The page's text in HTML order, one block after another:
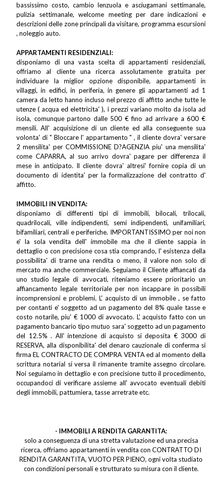
bassissimo costo, cambio lenzuola e asciugamani settimanale,
pulizia settimanale, welcome meeting per dare indicazioni e
descrizioni delle zone principali da visitare, programma escursioni
, noleggio auto.
APPARTAMENTI RESIDENZIALI:
disponiamo di una vasta scelta di appartamenti residenziali,
offriamo al cliente una ricerca assolutamente gratuita per
individuare la miglior opzione disponibile, appartamenti in
villaggi, in edifici, in periferia, in genere gli appartamenti ad 1
camera da letto hanno incluso nel prezzo di affitto anche tutte le
utenze ( acqua ed elettricita' ), i prezzi variano molto da isola ad
isola, comunque partono dalle 500 € fino ad arrivare a 600 €
mensili. All' acquisizione di un cliente ed alla conseguente sua
volonta' di " Bloccare l' appartamento " , il cliente dovra' versare
2 mensilita' per COMMISSIONE D?AGENZIA piu' una mensilita'
come CAPARRA, al suo arrivo dovra' pagare per differenza il
mese in anticipato. Il cliente dovra' altresi' fornire copia di un
documento di identita' per la formalizzazione del contratto d'
affitto.
IMMOBILI IN VENDITA:
disponiamo di differenti tipi di immobili, bilocali, trilocali,
quadrilocali, ville indipendenti, semi indipendenti, unifamiliari,
bifamiliari, centrali e periferiche. IMPORTANTISSIMO per noi non
e' la sola vendita dell' immobile ma che il cliente sappia in
dettaglio o con precisione cosa stia comprando, l' esistenza della
possibilita' di trarne una rendita o meno, il valore non solo di
mercato ma anche commerciale. Seguiamo il Cliente affiancati da
uno studio legale di avvocati, riteniamo essere prioritario un
affiancamento legale territoriale per non incappare in possibili
incomprensioni e problemi. L' acquisto di un immobile , se fatto
per contanti e' soggetto ad un pagamento del 8% quale tasse e
costo notarile, piu' € 1000 di avvocato. L' acquisto fatto con un
pagamento bancario tipo mutuo sara' soggetto ad un pagamento
del 12.5% . All' intenzione di acquisto si deposita € 3000 di
RESERVA, alla disponibilita' del denaro cauzionale di conferma si
firma EL CONTRACTO DE COMPRA VENTA ed al momento della
scrittura notarial si versa il rimanente tramite assegno circolare.
Noi seguiamo in dettaglio e con precisione tutto il procedimento,
occupandoci di verificare assieme all' avvocato eventuali debiti
degli immobili, pattumiera, tasse arretrate etc.
- IMMOBILI A RENDITA GARANTITA:
solo a conseguenza di una stretta valutazione ed una precisa
ricerca, offriamo appartamenti in vendita con CONTRATTO DI
RENDITA GARANTITA, VUOTO PER PIENO, ogni volta studiato
con condizioni personali e strutturato su misura con il cliente.